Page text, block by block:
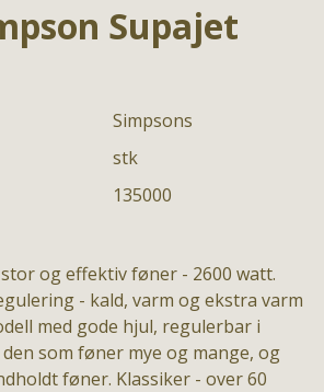
Supajet
Simpsons
stk
135000
og effektiv føner - 2600 watt.
- kald, varm og ekstra varm
med gode hjul, regulerbar i
som føner mye og mange, og
føner. Klassiker - over 60